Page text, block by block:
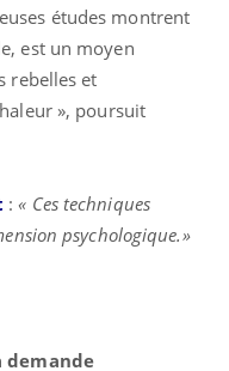
études montrent
est un moyen
rebelles et
», poursuit
:« Ces techniques
psychologique.»
demande